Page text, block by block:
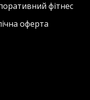
фітнес
оферта